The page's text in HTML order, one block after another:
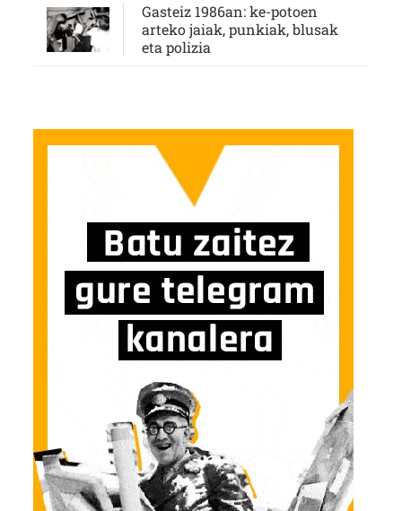
Gasteiz 1986an: ke-potoen
arteko jaiak, punkiak, blusak
eta polizia